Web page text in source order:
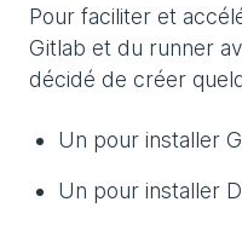
Pour faciliter et
Gitlab et du runner
décidé de créer
Un pour installer
Un pour installer